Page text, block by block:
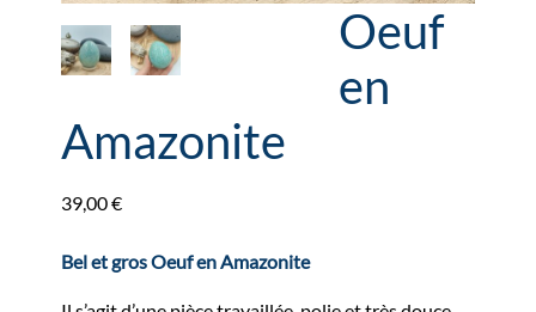
Oeuf
en
Amazonite
39,00€
Bel et gros Oeuf en Amazonite